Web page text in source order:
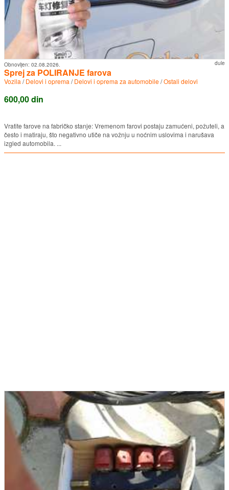
dule
Obnovljen: 02.08.2026.
Sprej za POLIRANJE farova
Vozila /Delovi i oprema /Delovi i oprema za automobile/Ostali delovi
600,00 din
Vratite farove na fabričko stanje: Vremenom farovi postaju zamućeni, požuteli, a
često i matiraju, što negativno utiče na vožnju u noćnim uslovima i narušava
izgled automobila. ...